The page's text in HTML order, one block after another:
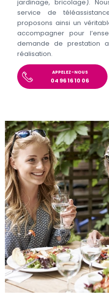
jardinage, bricolage).
service de
proposons ainsi un
accompagner pour
demande de prestation
réalisation.
APPELEZ-NOUS
04 96 16 10 06